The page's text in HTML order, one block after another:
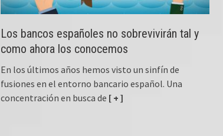
Los bancos españoles no sobrevivirán tal y
como ahora los conocemos
En los últimos años hemos visto un sinfín de
fusiones en el entorno bancario español. Una
concentración en busca de [ + ]